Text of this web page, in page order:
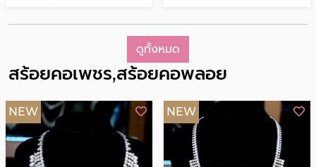
Verde 9.68 กะรัต ล้อมเพชร | GFCO
฿ 459,000
รหัสสินค้า : 30927
6.50 กะรัต
฿ 399,000
ดูทั้งหมด